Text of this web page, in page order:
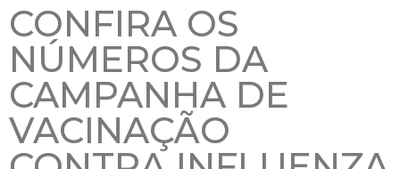
CONFIRA OS
NÚMEROS DA
CAMPANHA DE
VACINAÇÃO